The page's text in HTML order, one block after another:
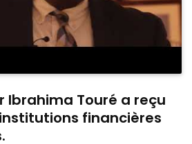
Ibrahima Touré a reçu
financières